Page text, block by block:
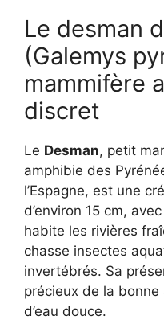
Le desman
(Galemys
mammifère
discret
Le Desman, petit
amphibie des
l’Espagne, est une
d’environ 15 cm,
habite les rivières
chasse insectes
invertébrés. Sa
précieux de la
d’eau douce.